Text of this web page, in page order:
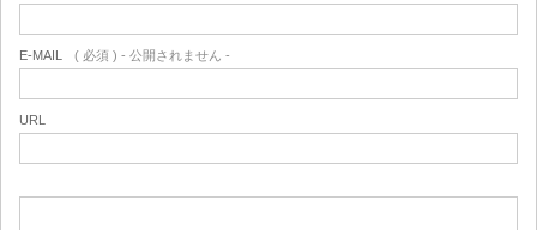
E-MAIL ( 必須 ) - 公開されません -
URL